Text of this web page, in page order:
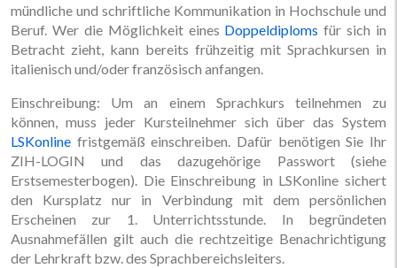
mündliche und schriftliche Kommunikation in Hochschule und
Beruf. Wer die Möglichkeit eines Doppeldiploms für sich in
Betracht zieht, kann bereits frühzeitig mit Sprachkursen in
italienisch und/oder französisch anfangen.
Einschreibung: Um an einem Sprachkurs teilnehmen zu
können, muss jeder Kursteilnehmer sich über das System
LSKonline fristgemäß einschreiben. Dafür benötigen Sie Ihr
ZIH-LOGIN und das dazugehörige Passwort (siehe
Erstsemesterbogen). Die Einschreibung in LSKonline sichert
den Kursplatz nur in Verbindung mit dem persönlichen
Erscheinen zur 1. Unterrichtsstunde. In begründeten
Ausnahmefällen gilt auch die rechtzeitige Benachrichtigung
der Lehrkraft bzw. des Sprachbereichsleiters.